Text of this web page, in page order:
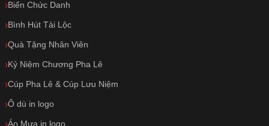
Biển Chức Danh
Bình Hút Tài Lộc
Quà Tặng Nhân Viên
Kỷ Niệm Chương Pha Lê
Cúp Pha Lê & Cúp Lưu Niệm
Ô dù in logo
Áo Mưa in logo